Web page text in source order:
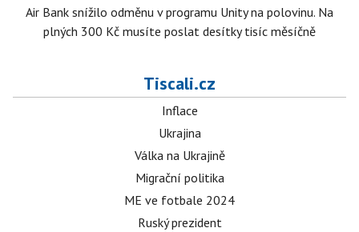
Air Bank snížilo odměnu v programu Unity na polovinu. Na
plných 300 Kč musíte poslat desítky tisíc měsíčně
Tiscali.cz
Inflace
Ukrajina
Válka na Ukrajině
Migrační politika
ME ve fotbale 2024
Ruský prezident